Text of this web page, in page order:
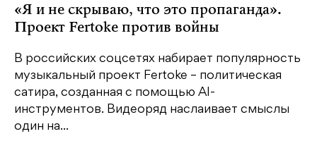
«Я и не скрываю, что это пропаганда».
Проект Fertoke против войны
В российских соцсетях набирает популярность
музыкальный проект Fertoke – политическая
сатира, созданная с помощью AI-
инструментов. Видеоряд наслаивает смыслы
один на...